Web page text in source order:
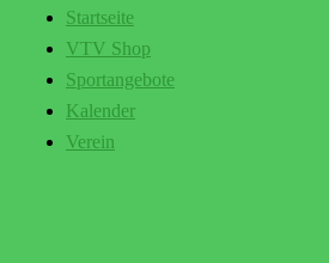
Startseite
VTV Shop
Sportangebote
Kalender
Verein